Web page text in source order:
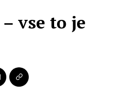
vse to je